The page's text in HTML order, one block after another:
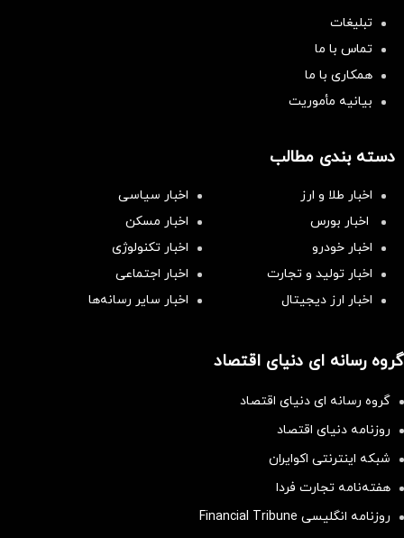
تبلیغات
تماس با ما
همکاری با ما
بیانیه مأموریت
دسته بندی مطالب
اخبار طلا و ارز
اخبار سیاسی
اخبار بورس
اخبار مسکن
اخبار خودرو
اخبار تکنولوژی
اخبار تولید و تجارت
اخبار اجتماعی
اخبار ارز دیجیتال
اخبار سایر رسانه‌‌ها
گروه رسانه ای دنیای اقتصاد
گروه رسانه ای دنیای اقتصاد
روزنامه دنیای اقتصاد
شبکه اینترنتی اکوایران
هفته‌نامه تجارت فردا
روزنامه انگلیسی Financial Tribune